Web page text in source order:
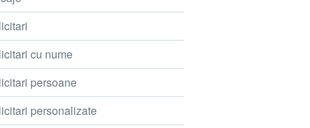
cu nume
persoane
personalizate